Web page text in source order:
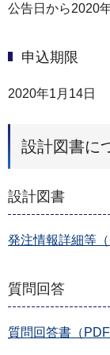
公告日から2020
申込期限
2020年1月14日
設計図書に
設計図書
発注情報詳細等
質問回答
質問回答書（PDF